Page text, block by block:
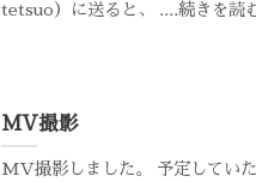
tetsuo）に送ると、 ....続きを読
MV撮影
MV撮影しました。 予定してい